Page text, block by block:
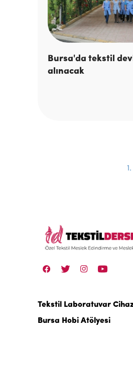
Bursa'da tekstil
alınacak
1.
Tekstil Laboratuvar
Bursa Hobi Atölyesi